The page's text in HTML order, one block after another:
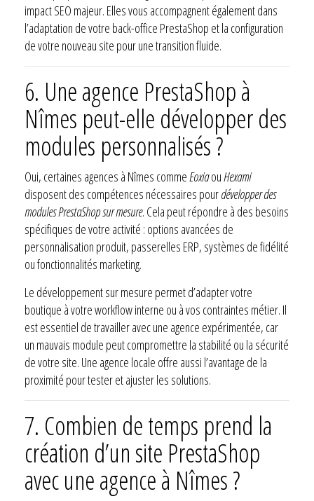
impact SEO majeur. Elles vous accompagnent également dans
l’adaptation de votre back-office PrestaShop et la configuration
de votre nouveau site pour une transition fluide.
6. Une agence PrestaShop à
Nîmes peut-elle développer des
modules personnalisés ?
Oui, certaines agences à Nîmes commeEoxiaouHexami
disposent des compétences nécessaires pourdévelopper des
modules PrestaShop sur mesure. Cela peut répondre à des besoins
spécifiques de votre activité : options avancées de
personnalisation produit, passerelles ERP, systèmes de fidélité
ou fonctionnalités marketing.
Le développement sur mesure permet d’adapter votre
boutique à votre workflow interne ou à vos contraintes métier. Il
est essentiel de travailler avec une agence expérimentée, car
un mauvais module peut compromettre la stabilité ou la sécurité
de votre site. Une agence locale offre aussi l’avantage de la
proximité pour tester et ajuster les solutions.
7. Combien de temps prend la
création d’un site PrestaShop
avec une agence à Nîmes ?